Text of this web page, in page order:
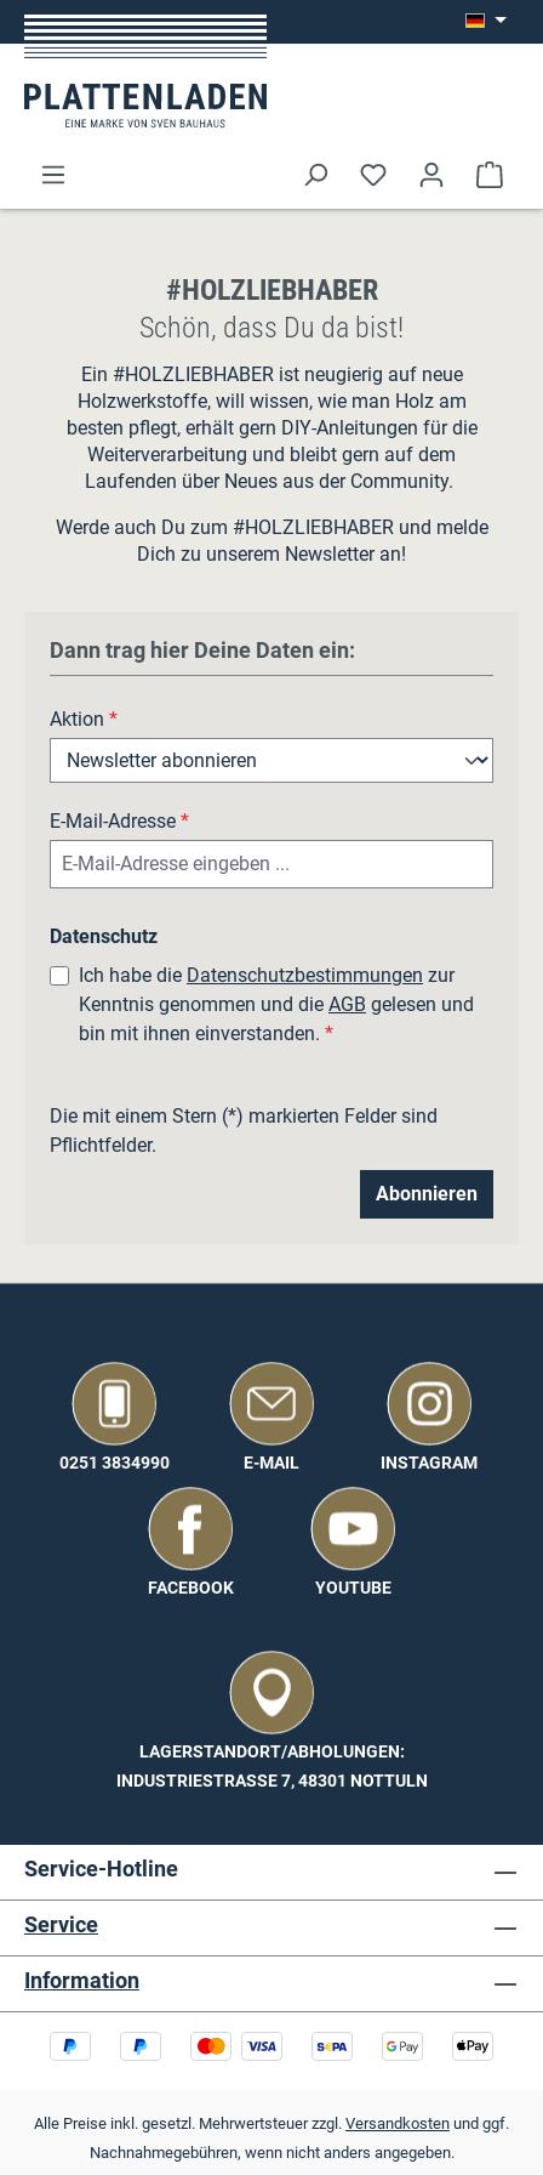
Zum Hauptinhalt springen
#HOLZLIEBHABER
Schön, dass Du da bist!
Ein #HOLZLIEBHABER ist neugierig auf neue
Holzwerkstoffe, will wissen, wie man Holz am
besten pflegt, erhält gern DIY-Anleitungen für die
Weiterverarbeitung und bleibt gern auf dem
Laufenden über Neues aus der Community.
Werde auch Du zum #HOLZLIEBHABER und melde
Dich zu unserem Newsletter an!
Dann trag hier Deine Daten ein:
Aktion *
E-Mail-Adresse *
Datenschutz
Ich habe die Datenschutzbestimmungen zur
Kenntnis genommen und die AGB gelesen und
bin mit ihnen einverstanden. *
Die mit einem Stern (*) markierten Felder sind
Pflichtfelder.
Abonnieren
0251 3834990 E-MAIL INSTAGRAM
FACEBOOK YOUTUBE
LAGERSTANDORT/ABHOLUNGEN:
INDUSTRIESTRASSE 7, 48301 NOTTULN
Service-Hotline
Service
Information
Alle Preise inkl. gesetzl. Mehrwertsteuer zzgl. Versandkosten und ggf.
Nachnahmegebühren, wenn nicht anders angegeben.